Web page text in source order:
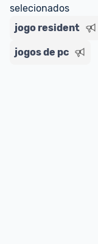
selecionados
jogo resident
jogos de pc